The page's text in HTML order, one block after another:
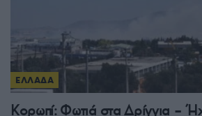
ΕΛΛΑΔΑ
Κορωπί: Φωτιά στα Δρίγγια –